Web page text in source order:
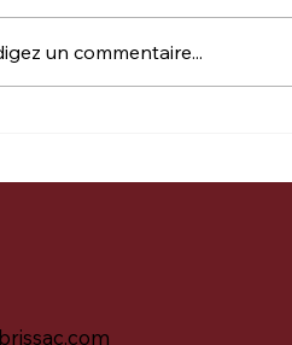
Énorme !!!
un commentaire...